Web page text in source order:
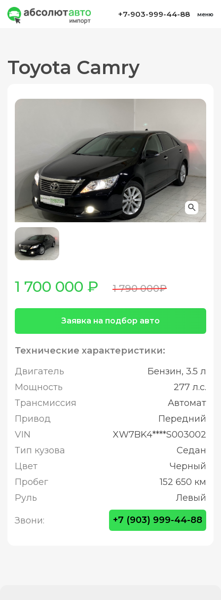
+7-903-999-44-88 меню
Toyota Camry
1 700 000 ₽ 1 790 000₽
Заявка на подбор авто
Технические характеристики:
Двигатель
Бензин, 3.5 л
Мощность
277 л.с.
Трансмиссия
Автомат
Привод
Передний
VIN
XW7BK4****S003002
Тип кузова
Седан
Цвет
Черный
Пробег
152 650 км
Руль
Левый
Звони: +7 (903) 999-44-88